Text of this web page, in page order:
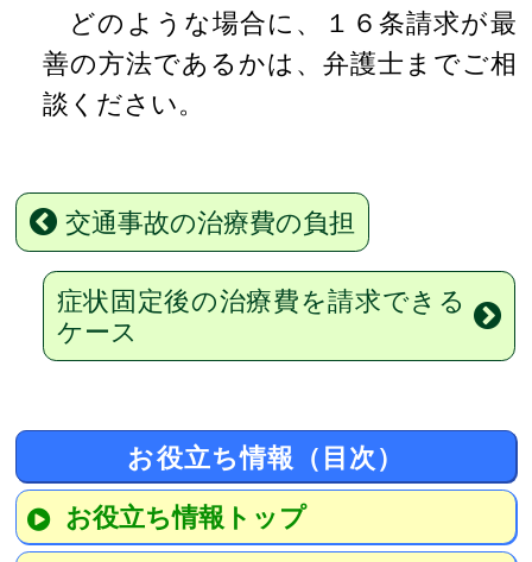
どのような場合に、１６条請求が最
善の方法であるかは、弁護士までご相
談ください。
交通事故の治療費の負担
症状固定後の治療費を請求できる
ケース
お役立ち情報（目次）
お役立ち情報トップ